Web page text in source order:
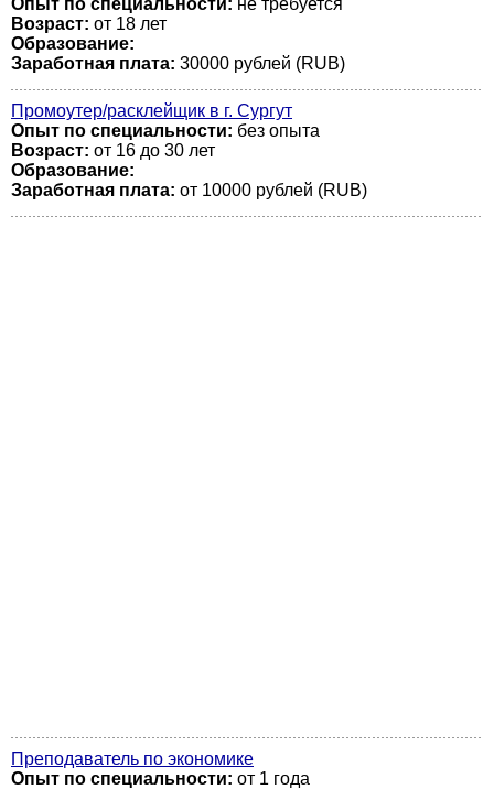
Опыт по специальности: не требуется
Возраст: от 18 лет
Образование:
Заработная плата: 30000 рублей (RUB)
Промоутер/расклейщик в г. Сургут
Опыт по специальности: без опыта
Возраст: от 16 до 30 лет
Образование:
Заработная плата: от 10000 рублей (RUB)
Преподаватель по экономике
Опыт по специальности: от 1 года